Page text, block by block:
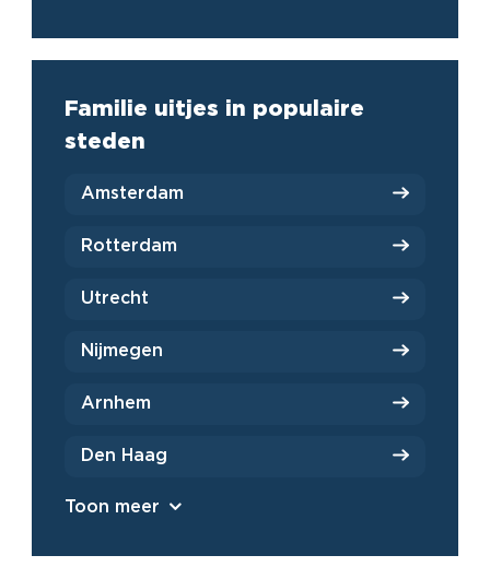
Familie uitjes in populaire
steden
Amsterdam
Rotterdam
Utrecht
Nijmegen
Arnhem
Den Haag
Toon meer